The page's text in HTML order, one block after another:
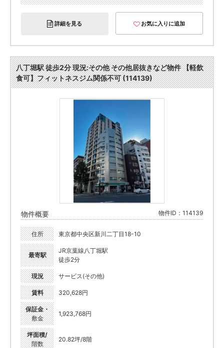
詳細を見る お気に入りに追加
八丁堀駅 徒歩2分 現況:その他 その他居抜きなど物件 【軽飲
食可】フィットネスジム関係不可 (114139)
物件概要 物件ID：114139
住所 東京都中央区新川二丁目18-10
最寄駅
JR京葉線八丁堀駅
徒歩2分
現況 サービス(その他)
賃料 320,628円
保証金・
敷金
1,923,768円
坪面積/
階数
20.82坪/8階